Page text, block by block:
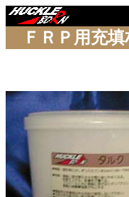
ＦＲＰ用充